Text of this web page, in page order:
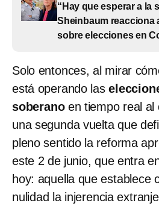
“Hay que esperar a la
Sheinbaum reacciona
sobre elecciones en
Solo entonces, al mirar
está operando las
soberanoen tiempo real al
una segunda vuelta que
pleno sentido la reforma
este 2 de junio, que entra
hoy: aquella que establece
nulidad la injerencia